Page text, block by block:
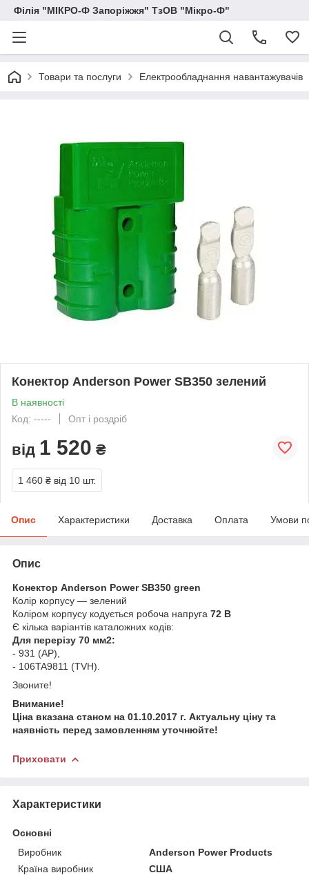
Філія "МІКРО-Ф Запоріжжя" ТзОВ "Мікро-Ф"
Товари та послуги Електрообладнання навантажувачів
Конектор Anderson Power SB350 зелений
В наявності
Код: -----
Опт і роздріб
від 1 520 ₴
1 460 ₴ від 10 шт.
Опис Характеристики Доставка Оплата Умови
Опис
Конектор Anderson Power SB350 green
Колір корпусу — зелений
Коліром корпусу кодується робоча напруга 72 В
Є кілька варіантів каталожних кодів:
Для перерізу 70 мм2:
- 931 (AP),
- 106TA9811 (TVH).
Звоните!
Внимание!
Ціна вказана станом на 01.10.2017 г. Актуальну ціну та
наявність перед замовленням уточнюйте!
Приховати
Характеристики
Основні
Виробник
Anderson Power Products
Країна виробник
США